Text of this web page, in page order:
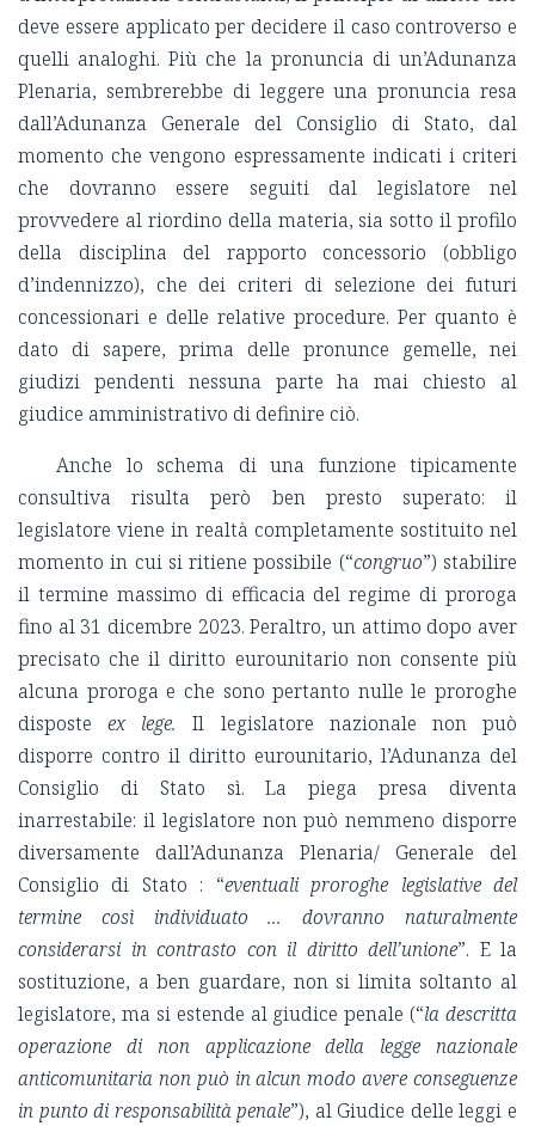
deve essere applicato per decidere il caso controverso e
quelli analoghi. Più che la pronuncia di un’Adunanza
Plenaria, sembrerebbe di leggere una pronuncia resa
dall’Adunanza Generale del Consiglio di Stato, dal
momento che vengono espressamente indicati i criteri
che dovranno essere seguiti dal legislatore nel
provvedere al riordino della materia, sia sotto il profilo
della disciplina del rapporto concessorio (obbligo
d’indennizzo), che dei criteri di selezione dei futuri
concessionari e delle relative procedure. Per quanto è
dato di sapere, prima delle pronunce gemelle, nei
giudizi pendenti nessuna parte ha mai chiesto al
giudice amministrativo di definire ciò.
Anche lo schema di una funzione tipicamente
consultiva risulta però ben presto superato: il
legislatore viene in realtà completamente sostituito nel
momento in cui si ritiene possibile (“congruo”) stabilire
il termine massimo di efficacia del regime di proroga
fino al 31 dicembre 2023. Peraltro, un attimo dopo aver
precisato che il diritto eurounitario non consente più
alcuna proroga e che sono pertanto nulle le proroghe
disposteex lege.
Il legislatore nazionale non può
disporre contro il diritto eurounitario, l’Adunanza del
Consiglio di Stato sì. La piega presa diventa
inarrestabile: il legislatore non può nemmeno disporre
diversamente dall’Adunanza Plenaria/ Generale del
Consiglio di Stato : “eventuali proroghe legislative del
termine così individuato ... dovranno naturalmente
considerarsi in contrasto con il diritto dell’unione”. E la
sostituzione, a ben guardare, non si limita soltanto al
legislatore, ma si estende al giudice penale (“la descritta
operazione di non applicazione della legge nazionale
anticomunitaria non può in alcun modo avere conseguenze
in punto di responsabilità penale”), al Giudice delle leggi e